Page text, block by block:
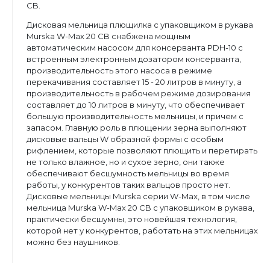
CB.
Дисковая мельница плющилка с упаковщиком в рукава
Murska W-Max 20 CB снабжена мощным
автоматическим насосом для консерванта PDH-10 с
встроенным электронным дозатором консерванта,
производительность этого насоса в режиме
перекачивания составляет 15 - 20 литров в минуту, а
производительность в рабочем режиме дозирования
составляет до 10 литров в минуту, что обеспечивает
большую производительность мельницы, и причем с
запасом. Главную роль в плющении зерна выполняют
дисковые вальцы W образной формы с особым
рифлением, которые позволяют плющить и перетирать
не только влажное, но и сухое зерно, они также
обеспечивают бесшумность мельницы во время
работы, у конкурентов таких вальцов просто нет.
Дисковые мельницы Murska серии W-Max, в том числе
мельница Murska W-Max 20 CB с упаковщиком в рукава,
практически бесшумны, это новейшая технология,
которой нет у конкурентов, работать на этих мельницах
можно без наушников.